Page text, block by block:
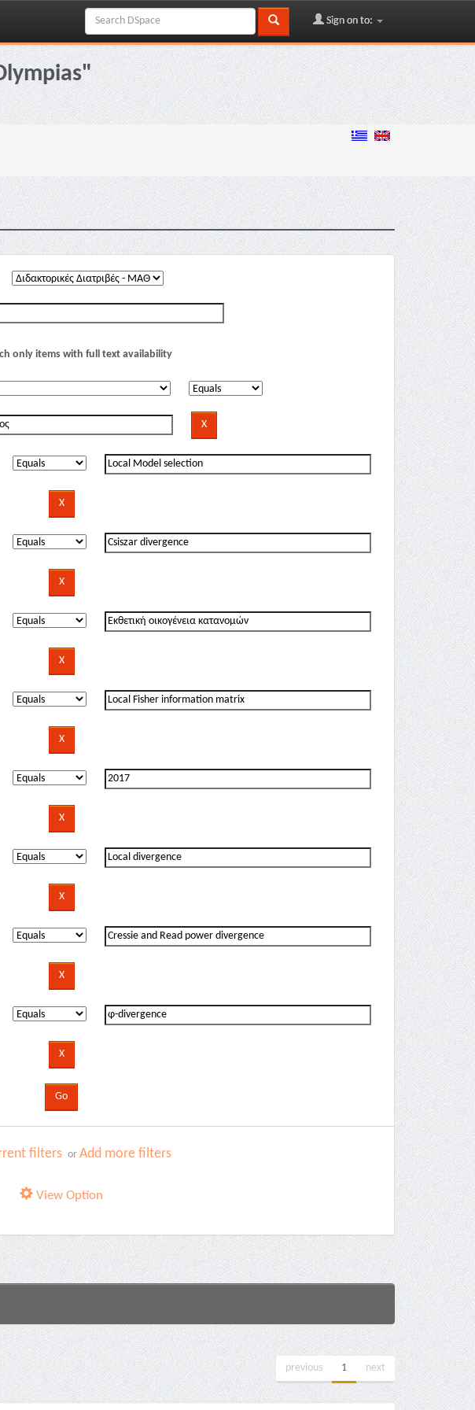
Sign on to:
only items with full text availability
filters orAdd more filters
View Option
previous 1 next